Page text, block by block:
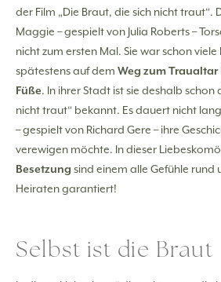
der Film „Die Braut, die sich nicht traut“.
Maggie – gespielt von Julia Roberts –
nicht zum ersten Mal. Sie war schon
spätestens auf dem Weg zum Traualtar
Füße. In ihrer Stadt ist sie deshalb schon
nicht traut“ bekannt. Es dauert nicht
– gespielt von Richard Gere – ihre
verewigen möchte. In dieser
Besetzung sind einem alle Gefühle rund
Heiraten garantiert!
Selbst ist die Braut